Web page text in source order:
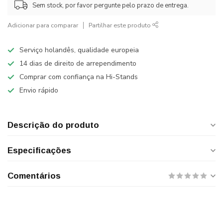
Sem stock, por favor pergunte pelo prazo de entrega.
Adicionar para comparar Partilhar este produto
Serviço holandês, qualidade europeia
14 dias de direito de arrependimento
Comprar com confiança na Hi-Stands
Envio rápido
Descrição do produto
Especificações
Comentários